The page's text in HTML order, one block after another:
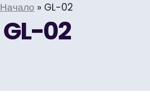
Начало » GL-02
GL-02